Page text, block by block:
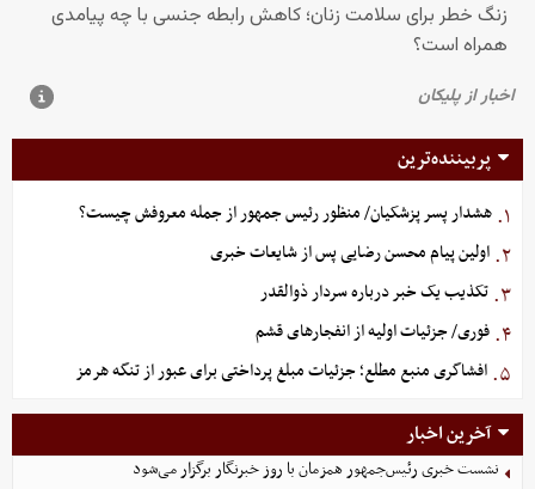
پربیننده‌ترین
۱. هشدار پسر پزشکیان/ منظور رئیس جمهور از جمله معروفش چیست؟
۲. اولین پیام محسن رضایی پس از شایعات خبری
۳. تکذیب یک خبر درباره سردار ذوالقدر
۴. فوری/ جزئیات اولیه از انفجارهای قشم
۵. افشاگری منبع مطلع؛ جزئیات مبلغ پرداختی برای عبور از تنگه هرمز
آخرین اخبار
نشست خبری رئیس‌جمهور همزمان با روز خبرنگار برگزار می‌شود